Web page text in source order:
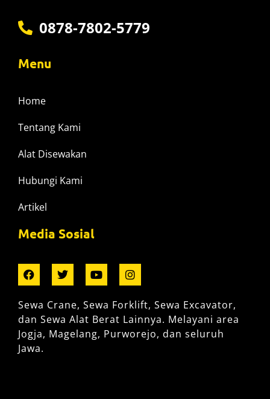
0878-7802-5779
Menu
Home
Tentang Kami
Alat Disewakan
Hubungi Kami
Artikel
Media Sosial
Sewa Crane, Sewa Forklift, Sewa Excavator,
dan Sewa Alat Berat Lainnya. Melayani area
Jogja, Magelang, Purworejo, dan seluruh
Jawa.